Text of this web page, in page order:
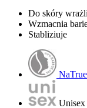
Do skóry
Wzmacnia
Stabliziuje
NaTrue
Unisex